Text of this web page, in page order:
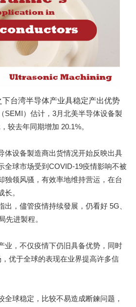
台湾半导体产业具稳定产出优势
SEMI）估计，3月北美半导体设备製
较去年同期增加 20.1%。
体设备製造商出货情况开始反映出具
全球市场受到COVID-19疫情影响不被
独领风骚，有效率地维持营运，在台
。
出，儘管疫情持续發展，仍看好 5G、
先进製程。
业，不仅疫情下仍旧具备优势，同时
优于全球的表现在业界提高许多信
全球稳定，比较不易造成断鍊问题，